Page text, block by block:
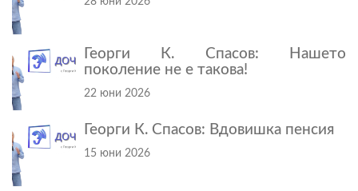
Георги К. Спасов: Нашето
поколение не е такова!
22 юни 2026
Георги К. Спасов: Вдовишка пенсия
15 юни 2026